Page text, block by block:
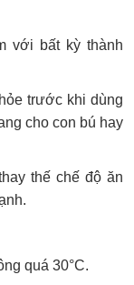
với bất kỳ thành
trước khi dùng
cho con bú hay
thế chế độ ăn
quá 30°C.